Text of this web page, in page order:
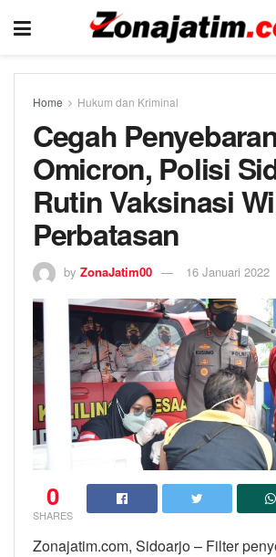
Home Hukum dan Kriminal
Cegah
Omicron, Polisi
Rutin Vaksinasi
Perbatasan
by ZonaJatim00 16 Januari 2022
0
SHARES
Zonajatim.com, Sidoarjo – Filter